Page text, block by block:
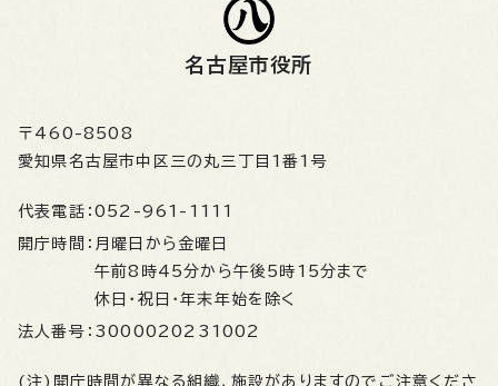
名古屋市役所
〒460-8508
愛知県名古屋市中区三の丸三丁目1番1号
代表電話： 052-961-1111
開庁時間： 月曜日から金曜日
午前8時45分から午後5時15分まで
休日・祝日・年末年始を除く
法人番号： 3000020231002
(注)開庁時間が異なる組織、施設がありますのでご注意くださ